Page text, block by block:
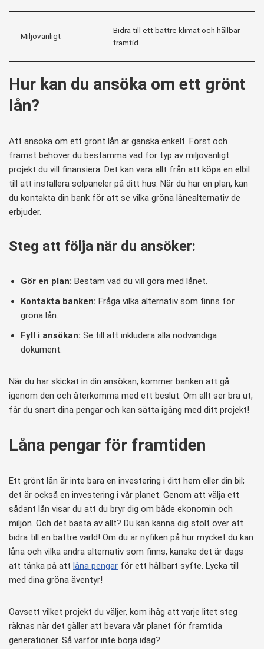
Miljövänligt
Bidra till ett bättre klimat och hållbar
framtid
Hur kan du ansöka om ett grönt
lån?
Att ansöka om ett grönt lån är ganska enkelt. Först och
främst behöver du bestämma vad för typ av miljövänligt
projekt du vill finansiera. Det kan vara allt från att köpa en elbil
till att installera solpaneler på ditt hus. När du har en plan, kan
du kontakta din bank för att se vilka gröna lånealternativ de
erbjuder.
Steg att följa när du ansöker:
Gör en plan: Bestäm vad du vill göra med lånet.
Kontakta banken: Fråga vilka alternativ som finns för
gröna lån.
Fyll i ansökan: Se till att inkludera alla nödvändiga
dokument.
När du har skickat in din ansökan, kommer banken att gå
igenom den och återkomma med ett beslut. Om allt ser bra ut,
får du snart dina pengar och kan sätta igång med ditt projekt!
Låna pengar för framtiden
Ett grönt lån är inte bara en investering i ditt hem eller din bil;
det är också en investering i vår planet. Genom att välja ett
sådant lån visar du att du bryr dig om både ekonomin och
miljön. Och det bästa av allt? Du kan känna dig stolt över att
bidra till en bättre värld! Om du är nyfiken på hur mycket du kan
låna och vilka andra alternativ som finns, kanske det är dags
att tänka på att låna pengar för ett hållbart syfte. Lycka till
med dina gröna äventyr!
Oavsett vilket projekt du väljer, kom ihåg att varje litet steg
räknas när det gäller att bevara vår planet för framtida
generationer. Så varför inte börja idag?